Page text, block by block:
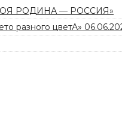
РОДИНА — РОССИЯ»
разного цветА»